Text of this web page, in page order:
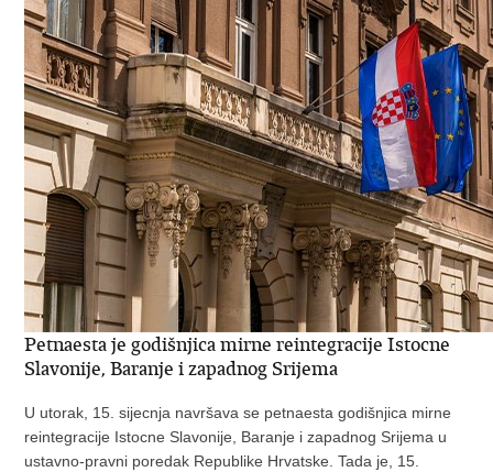
Petnaesta je godišnjica mirne reintegracije Istocne
Slavonije, Baranje i zapadnog Srijema
U utorak, 15. sijecnja navršava se petnaesta godišnjica mirne
reintegracije Istocne Slavonije, Baranje i zapadnog Srijema u
ustavno-pravni poredak Republike Hrvatske. Tada je, 15.